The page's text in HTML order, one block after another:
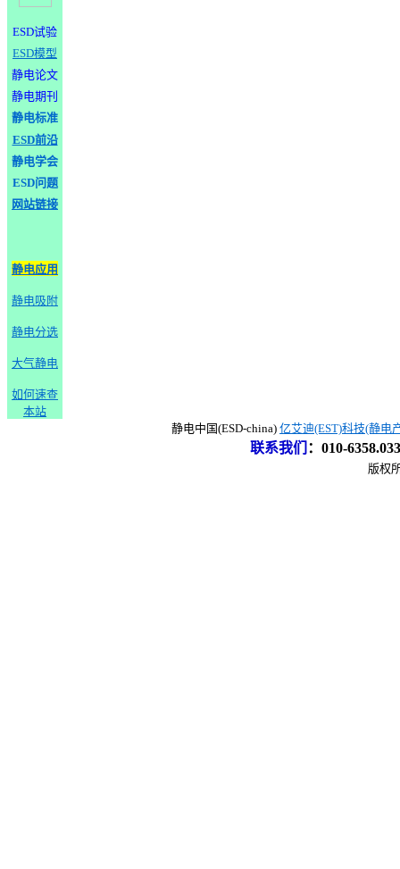
ESD试验
ESD模型
静电论文
静电期刊
静电标准
ESD前沿
静电学会
ESD问题
网站链接
静电应用
静电吸附
静电分选
大气静电
如何速查
本站
静电中国(ESD-china) 亿艾迪(EST)科技(静电
联系我们 ： 010-
版权